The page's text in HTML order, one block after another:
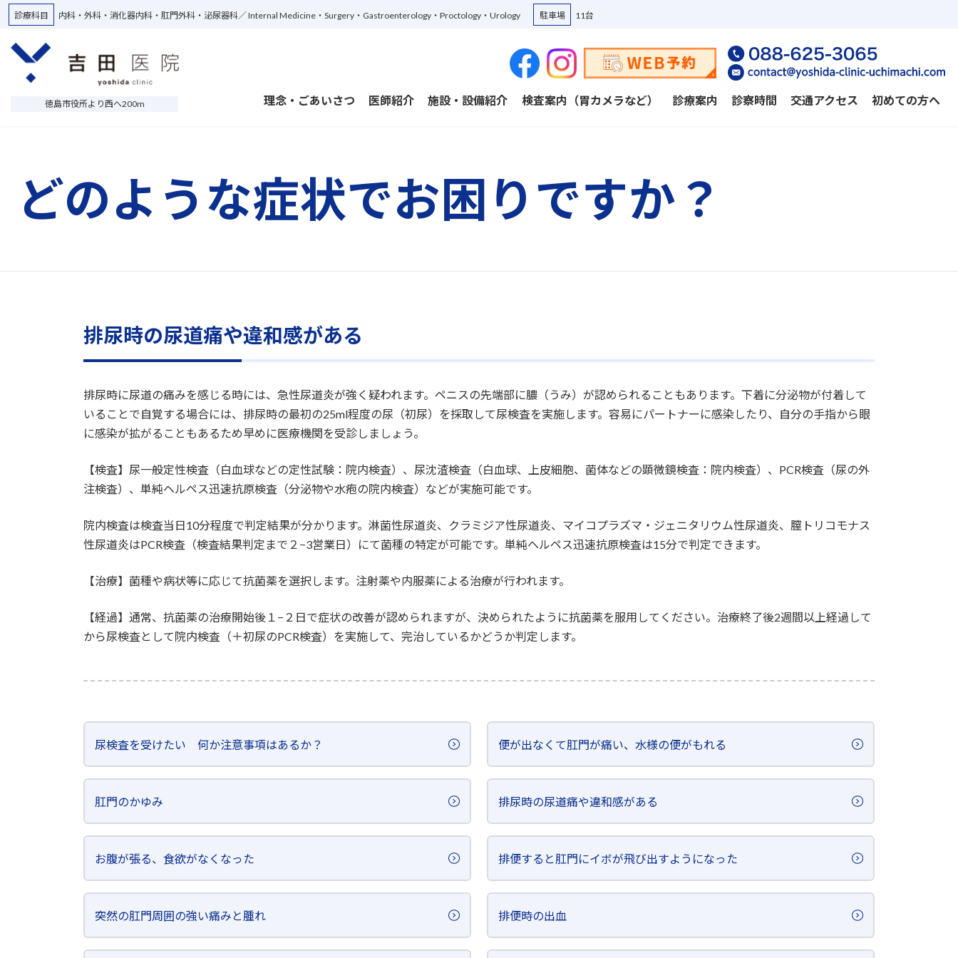
Skip
content
Skip
Navigation
診療科目 内科・外科・消化器内科・肛門外科・泌尿器科 Internal Medicine・Surgery・Gastroenterology・Proctology・Urology 駐車場 11台
徳島市役所より西へ200m 理念・ごあいさつ 医師紹介 施設・設備紹介 検査案内（胃カメラなど） 診療案内 診察時間 交通アクセス 初めての方へ
どのような症状でお困りですか？
排尿時の尿道痛や違和感がある
排尿時に尿道の痛みを感じる時には、急性尿道炎が強く疑われます。ペニスの先端部に膿（うみ）が認められることもあります。下着に分泌物が付着して
いることで自覚する場合には、排尿時の最初の25ml程度の尿（初尿）を採取して尿検査を実施します。容易にパートナーに感染したり、自分の手指から眼
に感染が拡がることもあるため早めに医療機関を受診しましょう。
【検査】尿一般定性検査（白血球などの定性試験：院内検査）、尿沈渣検査（白血球、上皮細胞、菌体などの顕微鏡検査：院内検査）、PCR検査（尿の外
注検査）、単純ヘルペス迅速抗原検査（分泌物や水疱の院内検査）などが実施可能です。
院内検査は検査当日10分程度で判定結果が分かります。淋菌性尿道炎、クラミジア性尿道炎、マイコプラズマ・ジェニタリウム性尿道炎、膣トリコモナス
性尿道炎はPCR検査（検査結果判定まで２−3営業日）にて菌種の特定が可能です。単純ヘルペス迅速抗原検査は15分で判定できます。
【治療】菌種や病状等に応じて抗菌薬を選択します。注射薬や内服薬による治療が行われます。
【経過】通常、抗菌薬の治療開始後１−２日で症状の改善が認められますが、決められたように抗菌薬を服用してください。治療終了後2週間以上経過して
から尿検査として院内検査（＋初尿のPCR検査）を実施して、完治しているかどうか判定します。
尿検査を受けたい 何か注意事項はあるか？ 便が出なくて肛門が痛い、水様の便がもれる
肛門のかゆみ 排尿時の尿道痛や違和感がある
お腹が張る、食欲がなくなった 排便すると肛門にイボが飛び出すようになった
突然の肛門周囲の強い痛みと腫れ 排便時の出血